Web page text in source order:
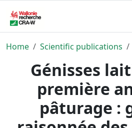
Home Scientific publications
Génisses
première
pâturage :